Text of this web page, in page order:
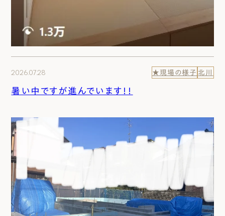
2026.07.28 ★現場の様子 北川
暑い中ですが進んでいます！！